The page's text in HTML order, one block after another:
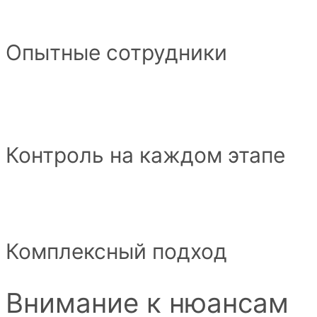
Опытные сотрудники
Контроль на каждом этапе
Комплексный подход
Внимание к нюансам